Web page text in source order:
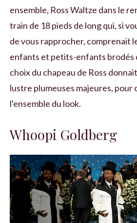
ensemble, Ross Waltze dans le
train de 18 pieds de long qui, si
de vous rapprocher, comprenait
enfants et petits-enfants brodés
choix du chapeau de Ross
lustre plumeuses majeures, pour
l'ensemble du look.
Whoopi Goldberg